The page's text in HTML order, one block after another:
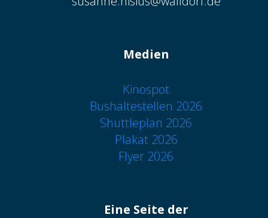
Medien
Kinospot
Bushaltestellen 2026
Shuttleplan 2026
Plakat 2026
Flyer 2026
Eine Seite der